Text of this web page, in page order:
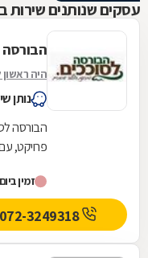
עסקים שנותנים שירות
הבורסה
היה
נותן
הבורסה
פרויקט,
מגוון...זמין ביום
072-3249318